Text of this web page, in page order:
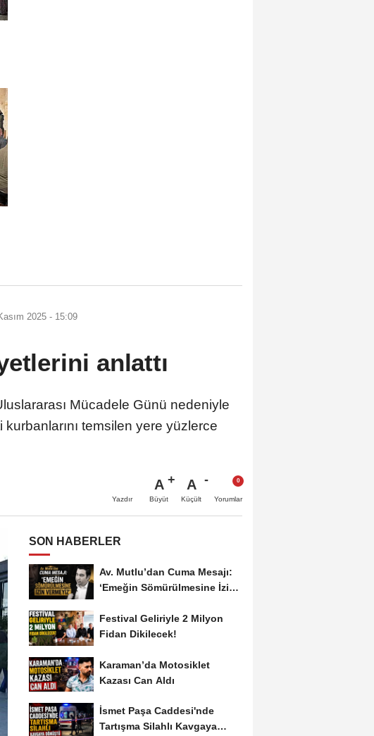
2025 - 15:09
anlattı
Mücadele Günü nedeniyle
temsilen yere yüzlerce
Yazdır
A
Büyüt
A
Küçült Yorumlar
SON HABERLER
Av. Mutlu’dan Cuma Mesajı:
‘Emeğin Sömürülmesine İzin
Festival Geliriyle 2 Milyon
Fidan Dikilecek!
Karaman’da Motosiklet
Kazası Can Aldı
İsmet Paşa Caddesi'nde
Tartışma Silahlı Kavgaya